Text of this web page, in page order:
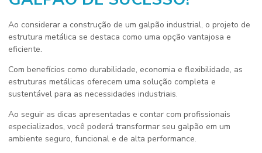
Ao considerar a construção de um galpão industrial, o projeto de
estrutura metálica se destaca como uma opção vantajosa e
eficiente.
Com benefícios como durabilidade, economia e flexibilidade, as
estruturas metálicas oferecem uma solução completa e
sustentável para as necessidades industriais.
Ao seguir as dicas apresentadas e contar com profissionais
especializados, você poderá transformar seu galpão em um
ambiente seguro, funcional e de alta performance.